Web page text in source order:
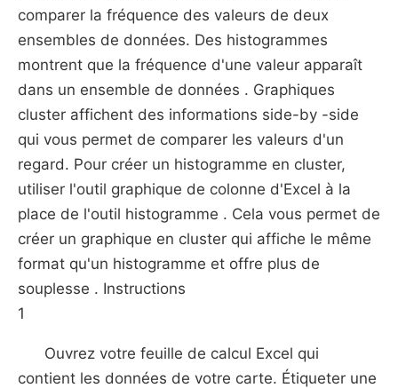
comparer la fréquence des valeurs de deux
ensembles de données. Des histogrammes
montrent que la fréquence d'une valeur apparaît
dans un ensemble de données . Graphiques
cluster affichent des informations side-by -side
qui vous permet de comparer les valeurs d'un
regard. Pour créer un histogramme en cluster,
utiliser l'outil graphique de colonne d'Excel à la
place de l'outil histogramme . Cela vous permet de
créer un graphique en cluster qui affiche le même
format qu'un histogramme et offre plus de
souplesse . Instructions
1
Ouvrez votre feuille de calcul Excel qui
contient les données de votre carte. Étiqueter une